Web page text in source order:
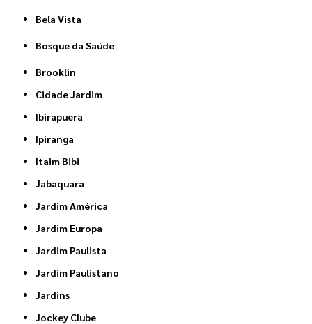
Bela Vista
Bosque da Saúde
Brooklin
Cidade Jardim
Ibirapuera
Ipiranga
Itaim Bibi
Jabaquara
Jardim América
Jardim Europa
Jardim Paulista
Jardim Paulistano
Jardins
Jockey Clube